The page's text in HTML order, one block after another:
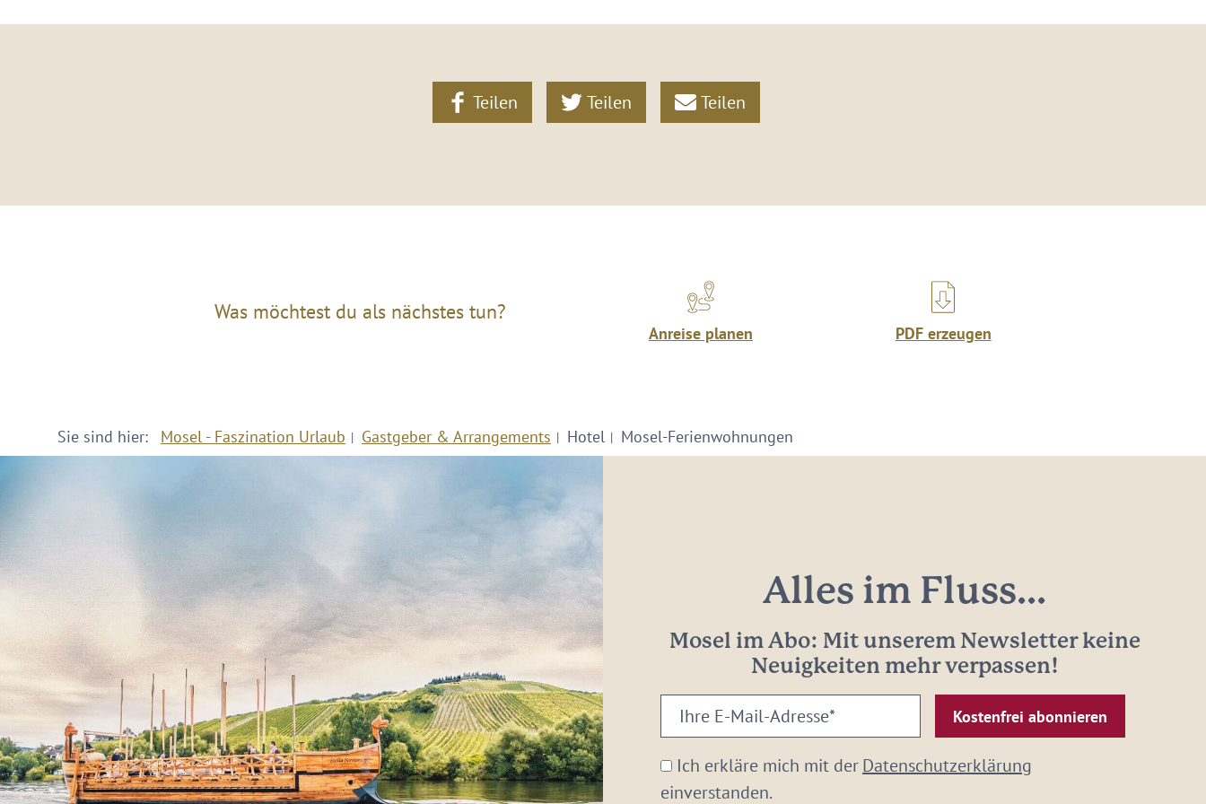
Teilen Teilen Teilen
Was möchtest du als nächstes tun?
Anreise planen PDF erzeugen
Sie sind hier: Mosel - Faszination Urlaub Gastgeber & Arrangements Hotel Mosel-Ferienwohnungen
Alles im Fluss...
Mosel im Abo: Mit unserem Newsletter keine
Neuigkeiten mehr verpassen!
Ihre
E-
Mail-
Adresse:
Ich erkläre mich mit derDatenschutzerklärung
einverstanden.